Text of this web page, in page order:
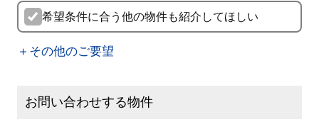
希望条件に合う他の物件も紹介してほしい
＋その他のご要望
お問い合わせする物件